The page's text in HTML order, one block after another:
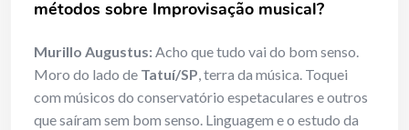
métodos sobre Improvisação musical?
Murillo Augustus:Acho que tudo vai do bom senso.
Moro do lado de Tatuí/SP, terra da música. Toquei
com músicos do conservatório espetaculares e outros
que saíram sem bom senso. Linguagem e o estudo da